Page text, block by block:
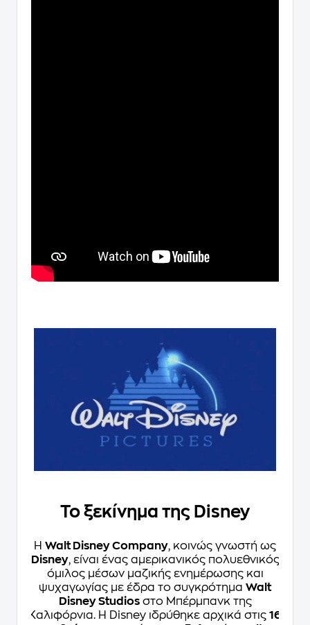
Το ξεκίνημα της Disney
Η Walt Disney Company, κοινώς γνωστή ως
Disney, είναι ένας αμερικανικός πολυεθνικός
όμιλος μέσων μαζικής ενημέρωσης και
ψυχαγωγίας με έδρα το συγκρότημα Walt
Disney Studiosστο Μπέρμπανκ της
Καλιφόρνια. Η Disney ιδρύθηκε αρχικά στις 16